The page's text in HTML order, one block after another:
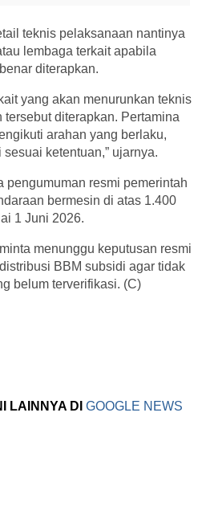
teknis pelaksanaan nantinya
lembaga terkait apabila
diterapkan.
yang akan menurunkan teknis
diterapkan. Pertamina
arahan yang berlaku,
ketentuan,” ujarnya.
pengumuman resmi pemerintah
bermesin di atas 1.400
1 Juni 2026.
menunggu keputusan resmi
BBM subsidi agar tidak
belum terverifikasi. (C)
LAINNYA DI GOOGLE NEWS